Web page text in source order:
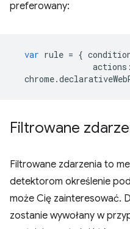
preferowany:
var rule = {
actions :
chrome.
Filtrowane
Filtrowane zdarzenia to
detektorom określenie
może Cię zainteresować.
zostanie wywołany w